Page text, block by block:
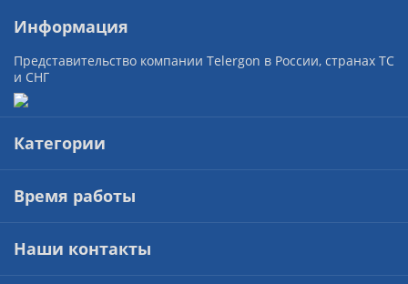
Информация
Представительство компании Telergon в России, странах ТС
и СНГ
Категории
Время работы
Наши контакты